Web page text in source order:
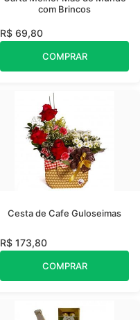
com Brincos
R$ 69,80
COMPRAR
Cesta de Cafe Guloseimas
R$ 173,80
COMPRAR